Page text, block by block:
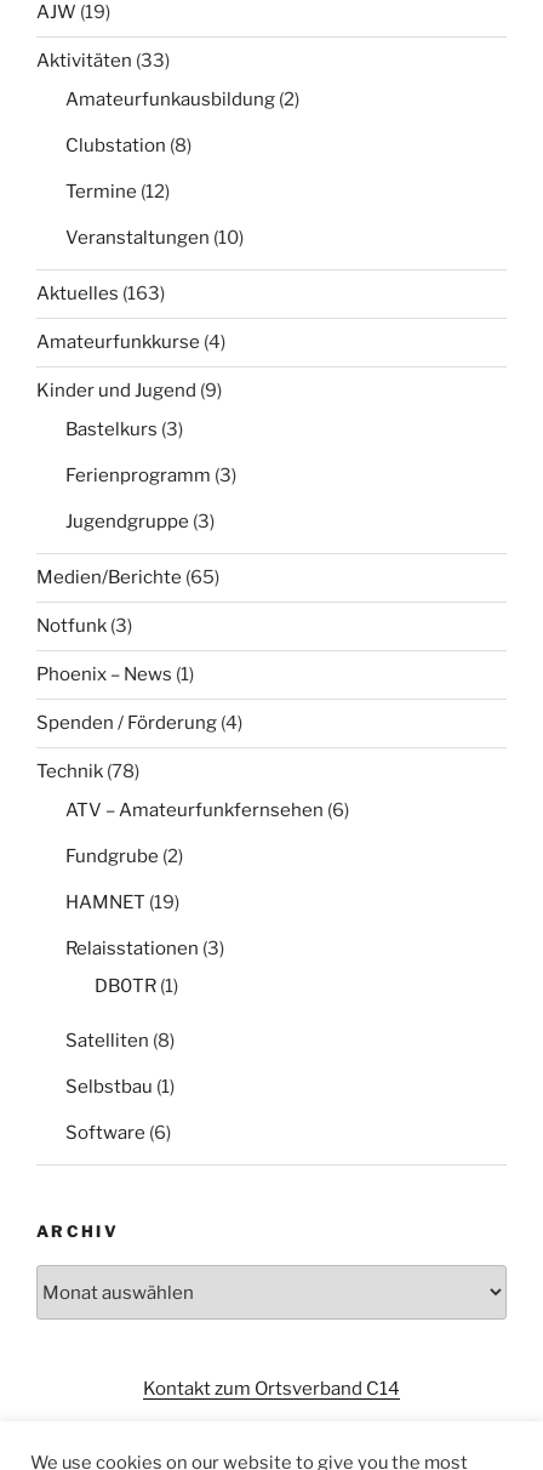
AJW (19)
Aktivitäten (33)
Amateurfunkausbildung (2)
Clubstation (8)
Termine (12)
Veranstaltungen (10)
Aktuelles (163)
Amateurfunkkurse (4)
Kinder und Jugend (9)
Bastelkurs (3)
Ferienprogramm (3)
Jugendgruppe (3)
Medien/Berichte (65)
Notfunk (3)
Phoenix – News (1)
Spenden / Förderung (4)
Technik (78)
ATV – Amateurfunkfernsehen (6)
Fundgrube (2)
HAMNET (19)
Relaisstationen (3)
DB0TR (1)
Satelliten (8)
Selbstbau (1)
Software (6)
ARCHIV
Kontakt zum Ortsverband C14
We use cookies on our website to give you the most